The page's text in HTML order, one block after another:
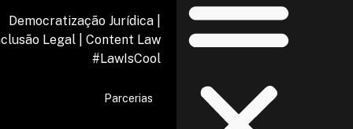
Democratização Jurídica |
Legal | Content Law
#LawIsCool
Parcerias